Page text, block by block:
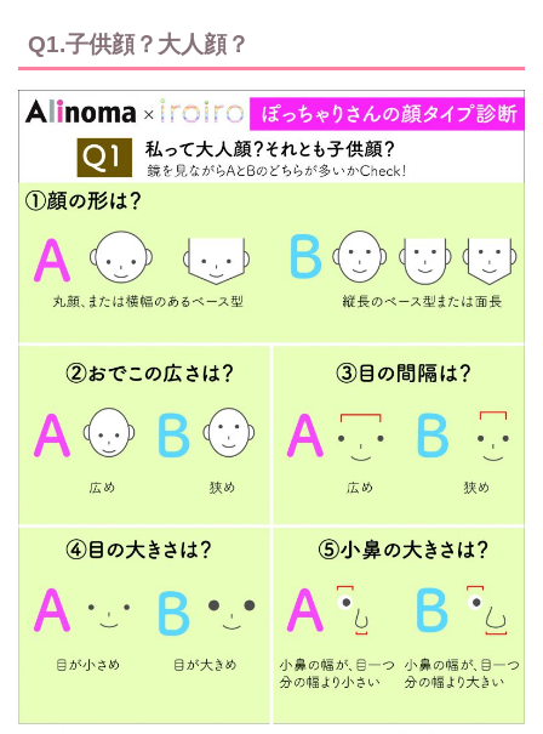
Q1.子供顔？大人顔？